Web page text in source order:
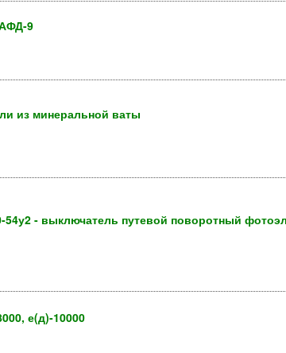
9
из минеральной ваты
54у2 - выключатель путевой поворотный
е(д)-10000